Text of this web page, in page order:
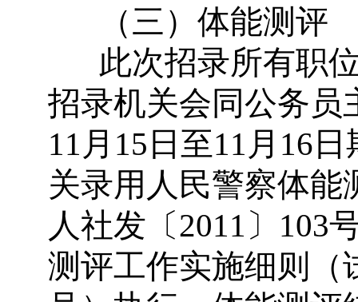
（三）体能测评
此次招录所有职
招录机关会同公务员
11 月 15 日至11 月 16
关录用人民警察体
人社发〔2011 〕 103
测评工作实施细则（